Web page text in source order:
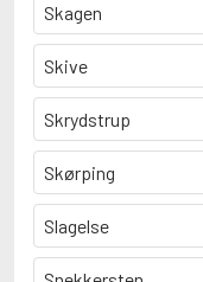
Skagen
Skive
Skrydstrup
Skørping
Slagelse